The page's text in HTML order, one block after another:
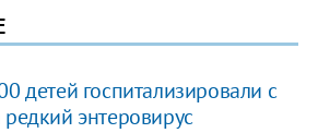
детей госпитализировали с
энтеровирус